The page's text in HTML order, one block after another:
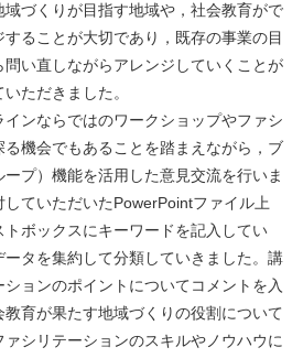
づくりが目指す地域や，社会教育がで
ることが大切であり，既存の事業の目
い直しながらアレンジしていくことが
ただきました。
ンならではのワークショップやファシ
る機会でもあることを踏まえながら，ブ
プ）機能を活用した意見交流を行いま
していただいたPowerPointファイル上
ボックスにキーワードを記入してい
タを集約して分類していきました。講
ョンのポイントについてコメントを入
育が果たす地域づくりの役割について
シリテーションのスキルやノウハウに